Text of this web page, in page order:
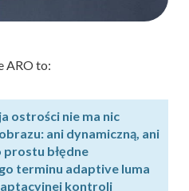
ARO to:
ostrości nie ma nic
ani dynamiczną, ani
błędne
terminu adaptive luma
kontroli